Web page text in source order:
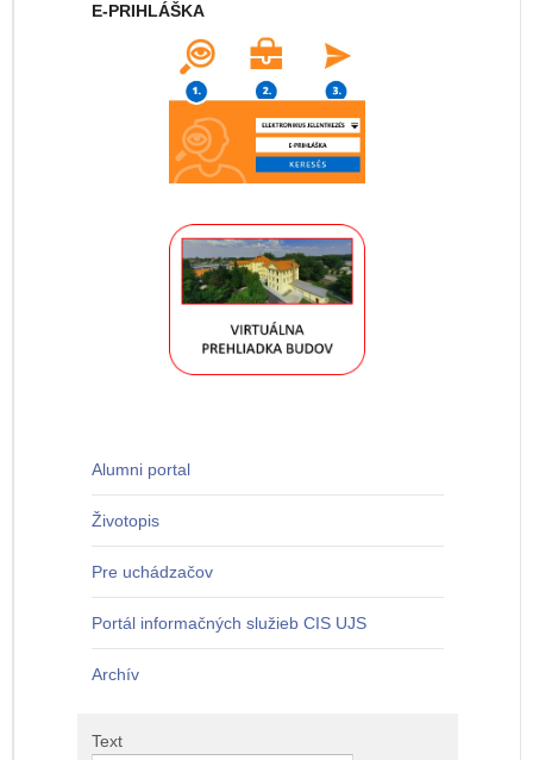
E-PRIHLÁŠKA
Alumni portal
Životopis
Pre uchádzačov
Portál informačných služieb CIS UJS
Archív
Text